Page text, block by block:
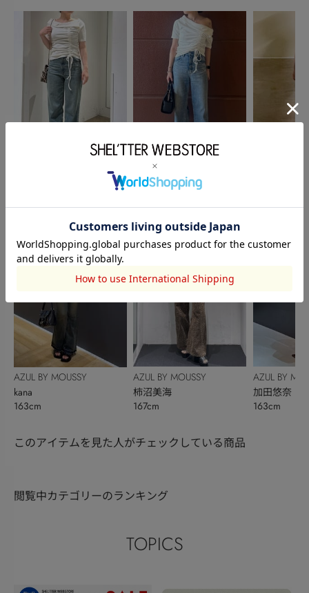
AZUL BY MOUSSY
kana
163cm
MOUSSY
森山梨乃
AZUL BY MOUSSY
柿沼美海
167cm
AZUL BY
加田悠奈
163cm
このアイテムを見た人がチェックしている商品
閲覧中カテゴリーのランキング
TOPICS